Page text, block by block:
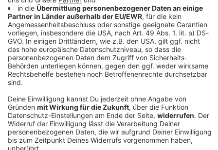
Five Finger Death Punch -Legacy
Diese Woche unsere Empfehlung aus der ROCK
ANTENNE Musikredaktion: Five Finger Death Punch -
Legacy